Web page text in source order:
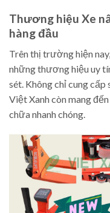
Thương hiệu Xe
hàng đầu
Trên thị trường hiện nay,
những thương hiệu uy
sét. Không chỉ cung
Việt Xanh còn mang
chữa nhanh chóng.